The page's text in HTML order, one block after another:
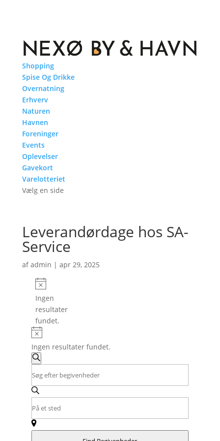
Shopping
Spise Og Drikke
Overnatning
Erhverv
Naturen
Havnen
Foreninger
Events
Oplevelser
Gavekort
Varelotteriet
Vælg en side
Leverandørdage hos SA-
Service
afadmin | apr 29, 2025
Begivenheder
Notice
Ingen
resultater
fundet.
Ingen resultater fundet.
Begivenheder
Søgning
og
visninger
Navigation
Søg
efter
begivenheder
nøgleord.
Søg
efter
på
placering.
Søg